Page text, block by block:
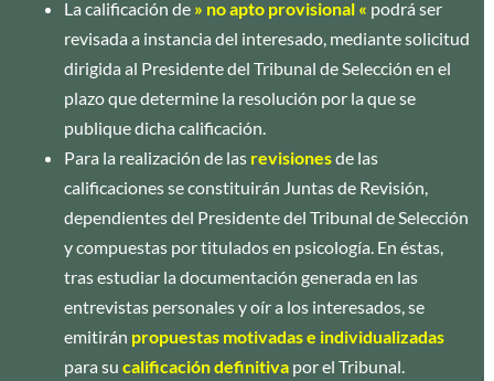
La calificación de » no apto provisional « podrá ser
revisada a instancia del interesado, mediante solicitud
dirigida al Presidente del Tribunal de Selección en el
plazo que determine la resolución por la que se
publique dicha calificación.
Para la realización de las revisionesde las
calificaciones se constituirán Juntas de Revisión,
dependientes del Presidente del Tribunal de Selección
y compuestas por titulados en psicología. En éstas,
tras estudiar la documentación generada en las
entrevistas personales y oír a los interesados, se
emitirán propuestas motivadas e individualizadas
para su calificación definitiva por el Tribunal.